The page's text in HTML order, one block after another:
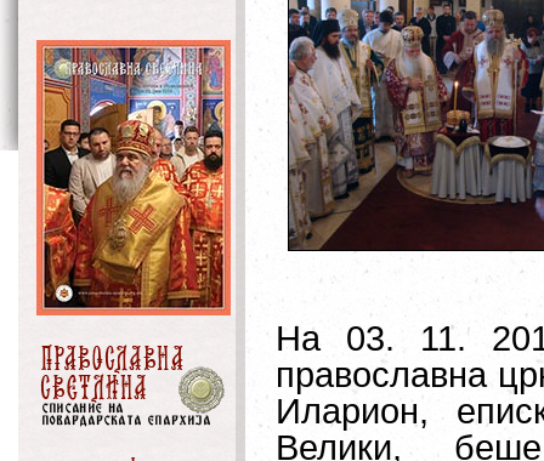
На 03. 11.
православна
Иларион, еп
Велики,